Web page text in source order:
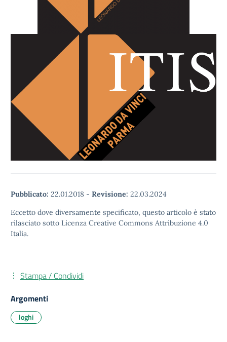
Pubblicato: 22.01.2018 - Revisione: 22.03.2024
Eccetto dove diversamente specificato, questo articolo è stato
rilasciato sotto Licenza Creative Commons Attribuzione 4.0
Italia.
Stampa / Condividi
Argomenti
loghi